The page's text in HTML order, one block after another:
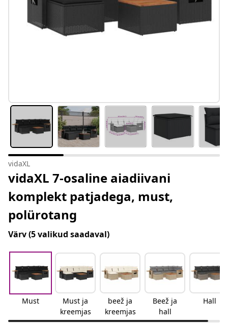
vidaXL
vidaXL 7-osaline aiadiivani
komplekt patjadega, must,
polürotang
Värv(5 valikud saadaval)
Must
Must ja
kreemjas
beež ja
kreemjas
Beež ja
hall
Hall